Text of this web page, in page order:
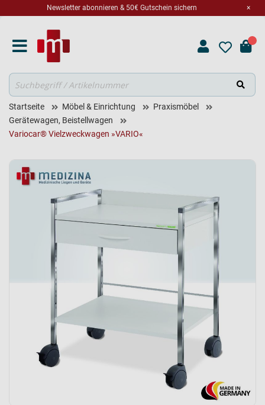
×
Newsletter abonnieren & 50€ Gutschein sichern
Suche
Startseite Möbel & Einrichtung
Praxismöbel
Gerätewagen, Beistellwagen
Variocar® Vielzweckwagen »VARIO«